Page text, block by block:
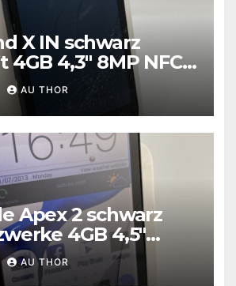
X IN schwarz
4,3″ 8MP NFC
AU THOR
Apex 2 schwarz
4GB 4,5″
Defekt
AU THOR